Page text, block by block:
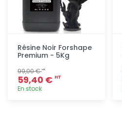
Résine Noir Forshape
Premium - 5Kg
99,00 €HT
59,40 € HT
En stock